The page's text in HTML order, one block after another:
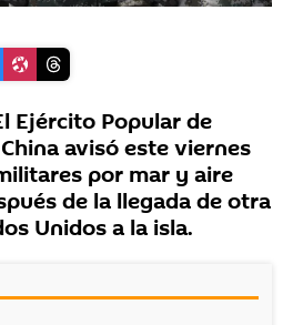
Ejército Popular de
avisó este viernes
por mar y aire
de la llegada de otra
Unidos a la isla.